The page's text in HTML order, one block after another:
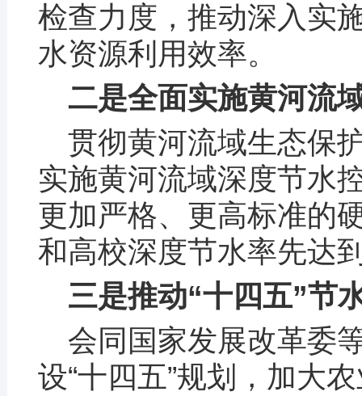
检查力度，推动深入实
水资源利用效率。
二是全面实施黄河流
贯彻黄河流域生态保
实施黄河流域深度节水
更加严格、更高标准的
和高校深度节水率先达
三是推动“十四五”节
会同国家发展改革委
设“十四五”规划，加大